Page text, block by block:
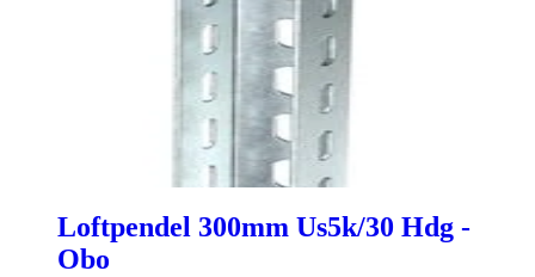
Loftpendel 300mm Us5k/30 Hdg -
Obo